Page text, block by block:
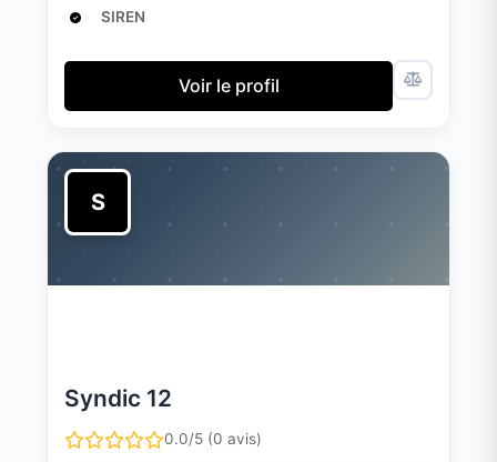
SIREN
Voir le profil
S
Syndic 12
0.0/5 (0 avis)